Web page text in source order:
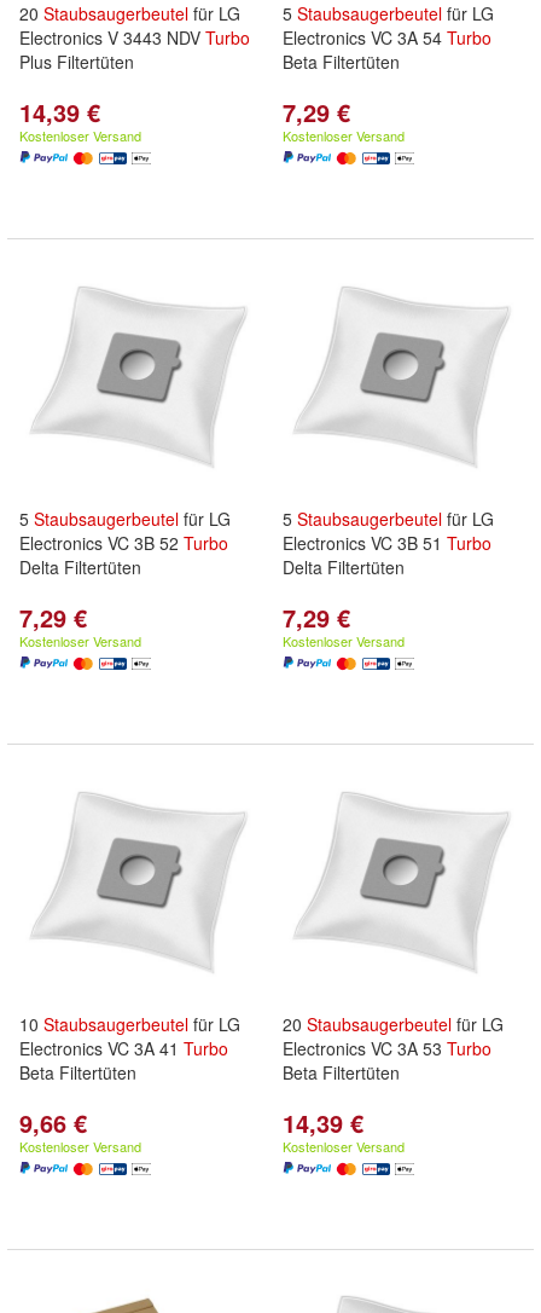
20 Staubsaugerbeutel für LG
Electronics V 3443 NDV Turbo
Plus Filtertüten
14,39 €
Kostenloser Versand
5 Staubsaugerbeutel für LG
Electronics VC 3A 54 Turbo
Beta Filtertüten
7,29 €
Kostenloser Versand
5 Staubsaugerbeutel für LG
Electronics VC 3B 52 Turbo
Delta Filtertüten
7,29 €
Kostenloser Versand
5 Staubsaugerbeutel für LG
Electronics VC 3B 51 Turbo
Delta Filtertüten
7,29 €
Kostenloser Versand
10 Staubsaugerbeutel für LG
Electronics VC 3A 41 Turbo
Beta Filtertüten
9,66 €
Kostenloser Versand
20 Staubsaugerbeutel für LG
Electronics VC 3A 53 Turbo
Beta Filtertüten
14,39 €
Kostenloser Versand